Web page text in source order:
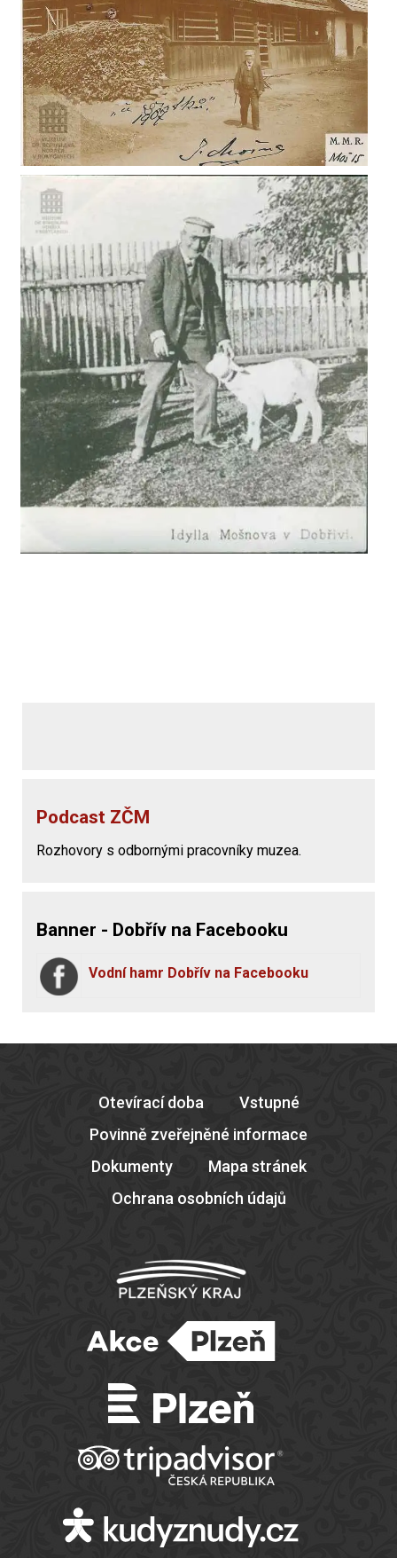
Podcast ZČM
Rozhovory s odbornými pracovníky muzea.
Banner - Dobřív na Facebooku
Vodní hamr Dobřív na Facebooku
Otevírací doba
Vstupné
Povinně zveřejněné informace
Dokumenty
Mapa stránek
Ochrana osobních údajů